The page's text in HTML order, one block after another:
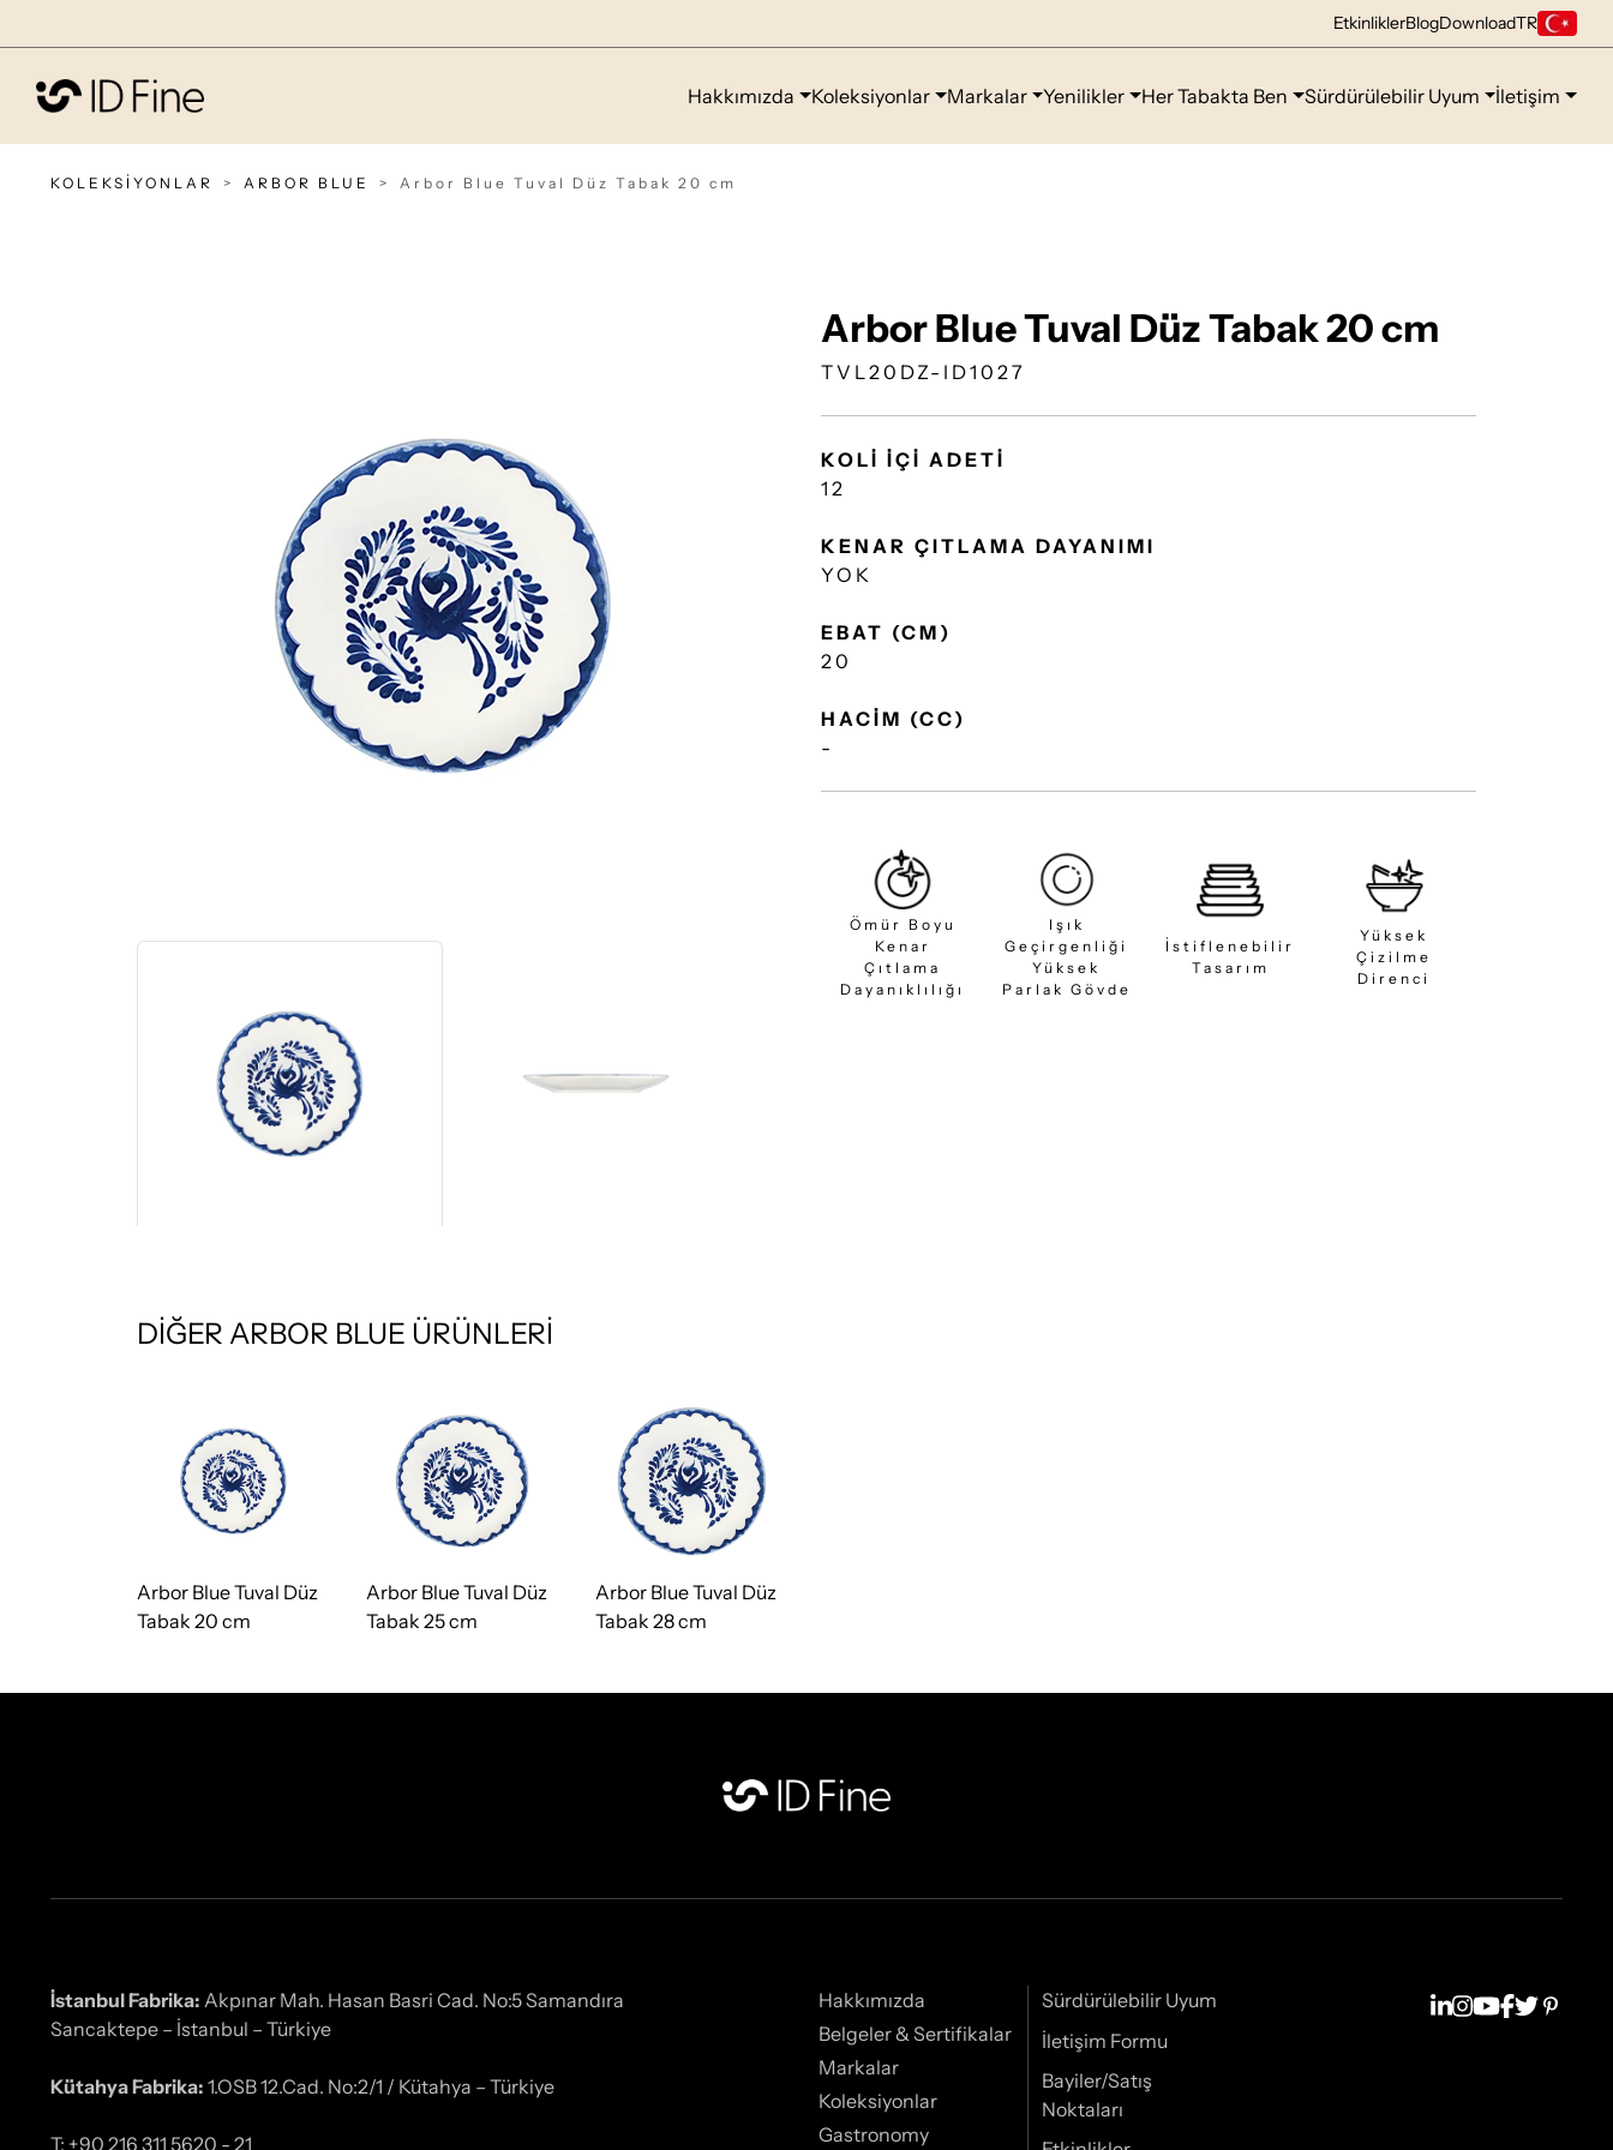
EtkinliklerBlogDownloadTR
Hakkımızda Koleksiyonlar Markalar Yenilikler Her Tabakta Ben Sürdürülebilir Uyum İletişim
KOLEKSİYONLAR ARBOR BLUE Arbor Blue Tuval Düz Tabak 20 cm
Arbor Blue Tuval Düz Tabak 20 cm
TVL20DZ-ID1027
KOLİ İÇİ ADETİ
12
KENAR ÇITLAMA DAYANIMI
YOK
EBAT (CM)
20
HACİM (CC)
-
Ömür Boyu
Kenar
Çıtlama
Dayanıklılığı
Işık
Geçirgenliği
Yüksek
Parlak Gövde
İstiflenebilir
Tasarım
Yüksek
Çizilme
Direnci
DİĞER ARBOR BLUE ÜRÜNLERİ
Arbor Blue Tuval Düz
Tabak 20 cm
Arbor Blue Tuval Düz
Tabak 25 cm
Arbor Blue Tuval Düz
Tabak 28 cm
İstanbul Fabrika: Akpınar Mah. Hasan Basri Cad. No:5 Samandıra
Sancaktepe – İstanbul – Türkiye
Kütahya Fabrika: 1.OSB 12.Cad. No:2/1 / Kütahya – Türkiye
T: +90 216 311 5620 - 21
Hakkımızda
Belgeler & Sertifikalar
Markalar
Koleksiyonlar
Gastronomy
Sürdürülebilir Uyum
İletişim Formu
Bayiler/Satış
Noktaları